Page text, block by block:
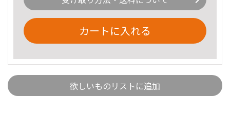
カートに入れる
欲しいものリストに追加